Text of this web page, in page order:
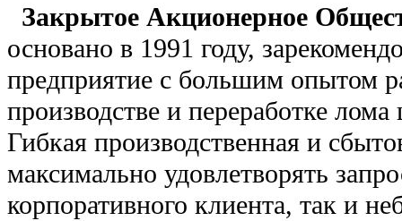
Закрытое Акционерное
основано в 1991 году,
предприятие с большим опытом
производстве и переработке
Гибкая производственная и
максимально удовлетворять
корпоративного клиента, так и